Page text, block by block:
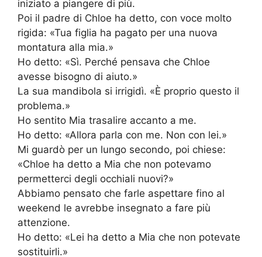
iniziato a piangere di più.
Poi il padre di Chloe ha detto, con voce molto
rigida: «Tua figlia ha pagato per una nuova
montatura alla mia.»
Ho detto: «Sì. Perché pensava che Chloe
avesse bisogno di aiuto.»
La sua mandibola si irrigidì. «È proprio questo il
problema.»
Ho sentito Mia trasalire accanto a me.
Ho detto: «Allora parla con me. Non con lei.»
Mi guardò per un lungo secondo, poi chiese:
«Chloe ha detto a Mia che non potevamo
permetterci degli occhiali nuovi?»
Abbiamo pensato che farle aspettare fino al
weekend le avrebbe insegnato a fare più
attenzione.
Ho detto: «Lei ha detto a Mia che non potevate
sostituirli.»